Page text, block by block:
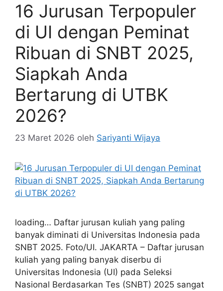
16 Jurusan Terpopuler
di UI dengan Peminat
Ribuan di SNBT 2025,
Siapkah Anda
Bertarung di UTBK
2026?
23 Maret 2026 oleh Sariyanti Wijaya
loading… Daftar jurusan kuliah yang paling
banyak diminati di Universitas Indonesia pada
SNBT 2025. Foto/UI. JAKARTA – Daftar jurusan
kuliah yang paling banyak diserbu di
Universitas Indonesia (UI) pada Seleksi
Nasional Berdasarkan Tes (SNBT) 2025 sangat